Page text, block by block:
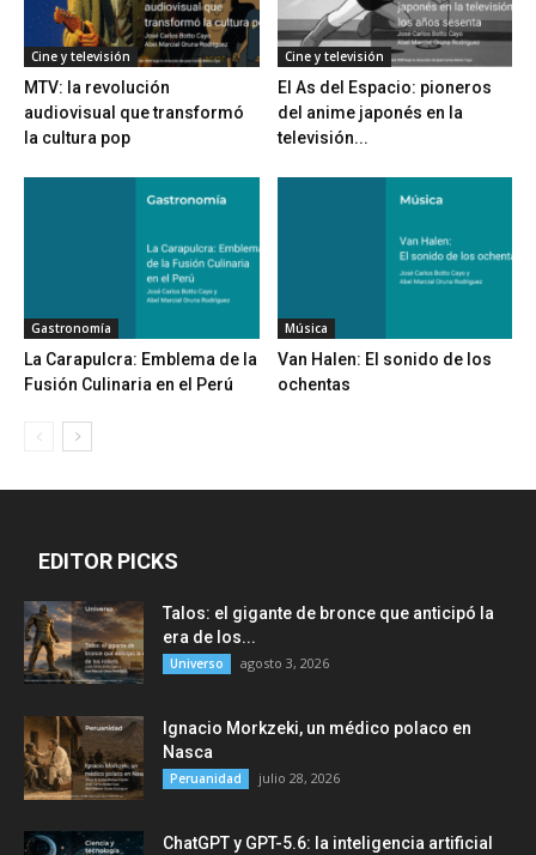
Cine y televisión
MTV: la revolución
audiovisual que transformó
la cultura pop
Cine y televisión
El As del Espacio: pioneros
del anime japonés en la
televisión...
Gastronomía
La Carapulcra: Emblema de la
Fusión Culinaria en el Perú
Música
Van Halen: El sonido de los
ochentas
EDITOR PICKS
Talos: el gigante de bronce que anticipó la
era de los...
Universo agosto 3, 2026
Ignacio Morkzeki, un médico polaco en
Nasca
Peruanidad julio 28, 2026
ChatGPT y GPT-5.6: la inteligencia artificial